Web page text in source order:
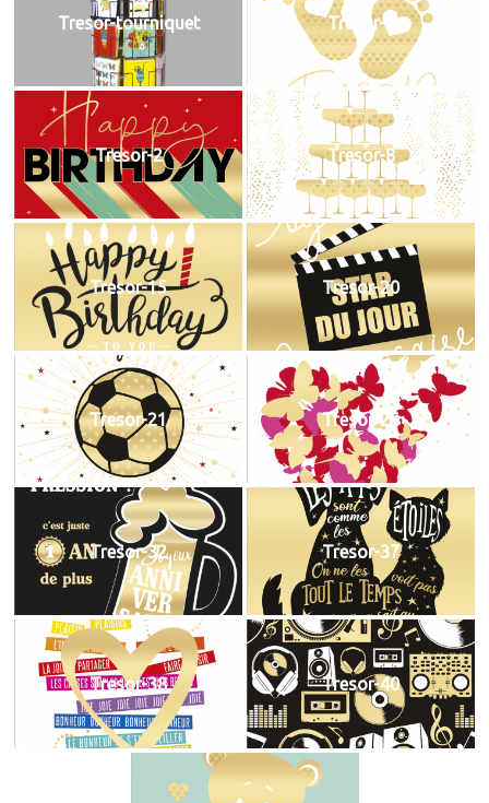
Tresor-tourniquet Tresor-1
Tresor-2 Tresor-8
Tresor-15 Tresor-20
Tresor-21 Tresor-25
Tresor-32 Tresor-37
Tresor-38 Tresor-40